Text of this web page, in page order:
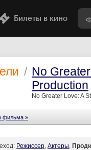
Билеты в кино
/ No
Production
No Greater Love: A
фильма »
Режиссер, Актеры,